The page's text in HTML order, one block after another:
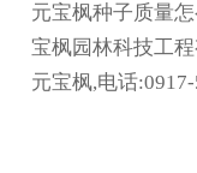
元宝枫种子质量
宝枫园林科技工
元宝枫,电话